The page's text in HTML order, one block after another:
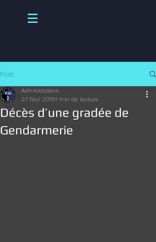
Post
Décès d’une gradée de
Gendarmerie
Administration
27 févr. 20191 min de lecture